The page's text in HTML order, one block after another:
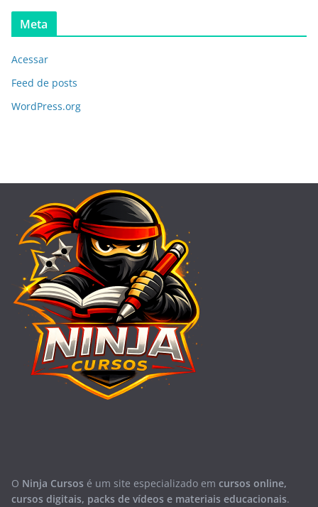
Meta
Acessar
Feed de posts
WordPress.org
O Ninja Cursos é um site especializado em cursos online,
cursos digitais, packs de vídeos e materiais educacionais.